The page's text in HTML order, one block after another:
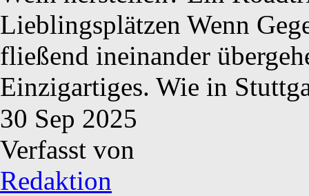
Lieblingsplätzen Wenn
fließend ineinander
Einzigartiges. Wie in
30 Sep 2025
Verfasst von
Redaktion